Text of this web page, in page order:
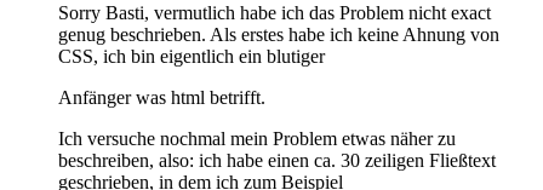
Sorry Basti, vermutlich habe ich das Problem nicht exact
genug beschrieben. Als erstes habe ich keine Ahnung von
CSS, ich bin eigentlich ein blutiger
Anfänger was html betrifft.
Ich versuche nochmal mein Problem etwas näher zu
beschreiben, also: ich habe einen ca. 30 zeiligen Fließtext
geschrieben, in dem ich zum Beispiel